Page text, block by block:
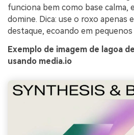
funciona bem como base calma,
domine. Dica: use o roxo apenas
destaque, ecoando em
Exemplo de imagem de lagoa
usando media.io